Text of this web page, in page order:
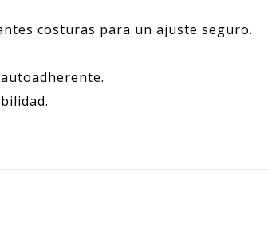
costuras para un ajuste seguro.